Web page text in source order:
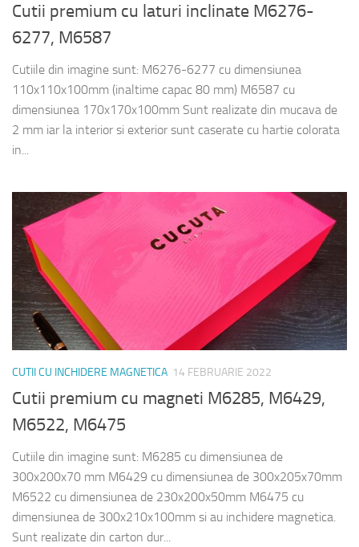
Cutii premium cu laturi inclinate M6276-
6277, M6587
Cutiile din imagine sunt: M6276-6277 cu dimensiunea
110x110x100mm (inaltime capac 80 mm) M6587 cu
dimensiunea 170x170x100mm Sunt realizate din mucava de
2 mm iar la interior si exterior sunt caserate cu hartie colorata
in...
CUTII CU INCHIDERE MAGNETICA 14 FEBRUARIE 2022
Cutii premium cu magneti M6285, M6429,
M6522, M6475
Cutiile din imagine sunt: M6285 cu dimensiunea de
300x200x70 mm M6429 cu dimensiunea de 300x205x70mm
M6522 cu dimensiunea de 230x200x50mm M6475 cu
dimensiunea de 300x210x100mm si au inchidere magnetica.
Sunt realizate din carton dur...